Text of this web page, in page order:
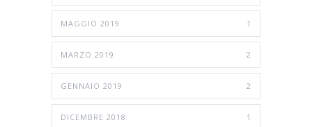
MAGGIO 2019 1
MARZO 2019 2
GENNAIO 2019 2
DICEMBRE 2018 1